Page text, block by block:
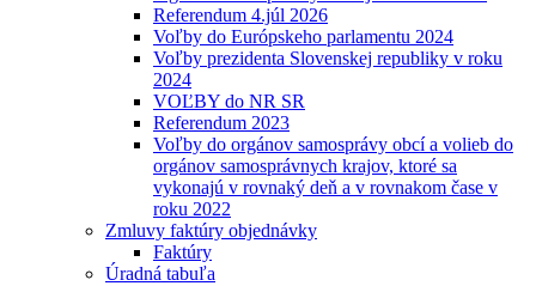
Referendum 4.júl 2026
Voľby do Európskeho parlamentu 2024
Voľby prezidenta Slovenskej republiky v roku
2024
VOĽBY do NR SR
Referendum 2023
Voľby do orgánov samosprávy obcí a volieb do
orgánov samosprávnych krajov, ktoré sa
vykonajú v rovnaký deň a v rovnakom čase v
roku 2022
Zmluvy faktúry objednávky
Faktúry
Úradná tabuľa